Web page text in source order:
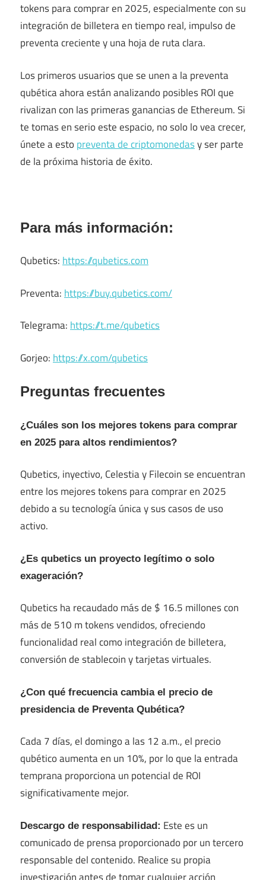
tokens para comprar en 2025, especialmente con su
integración de billetera en tiempo real, impulso de
preventa creciente y una hoja de ruta clara.
Los primeros usuarios que se unen a la preventa
qubética ahora están analizando posibles ROI que
rivalizan con las primeras ganancias de Ethereum. Si
te tomas en serio este espacio, no solo lo vea crecer,
únete a esto preventa de criptomonedasy ser parte
de la próxima historia de éxito.
Para más información:
Qubetics: https://qubetics.com
Preventa: https://buy.qubetics.com/
Telegrama: https://t.me/qubetics
Gorjeo: https://x.com/qubetics
Preguntas frecuentes
¿Cuáles son los mejores tokens para comprar
en 2025 para altos rendimientos?
Qubetics, inyectivo, Celestia y Filecoin se encuentran
entre los mejores tokens para comprar en 2025
debido a su tecnología única y sus casos de uso
activo.
¿Es qubetics un proyecto legítimo o solo
exageración?
Qubetics ha recaudado más de $ 16.5 millones con
más de 510 m tokens vendidos, ofreciendo
funcionalidad real como integración de billetera,
conversión de stablecoin y tarjetas virtuales.
¿Con qué frecuencia cambia el precio de
presidencia de Preventa Qubética?
Cada 7 días, el domingo a las 12 a.m., el precio
qubético aumenta en un 10%, por lo que la entrada
temprana proporciona un potencial de ROI
significativamente mejor.
Descargo de responsabilidad: Este es un
comunicado de prensa proporcionado por un tercero
responsable del contenido. Realice su propia
investigación antes de tomar cualquier acción